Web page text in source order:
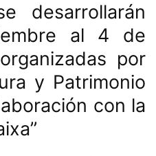
desarrollarán
al 4 de
por
y Patrimonio
con la